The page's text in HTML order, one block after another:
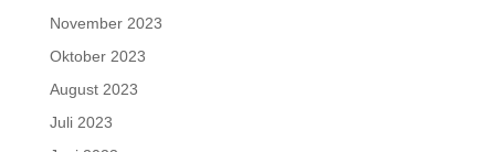
November 2023
Oktober 2023
August 2023
Juli 2023